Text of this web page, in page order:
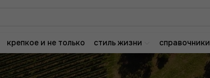
крепкое и не только стиль жизни справочники